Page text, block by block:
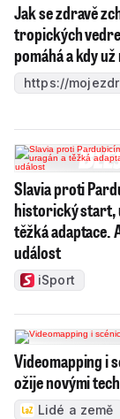
Jak se zdravě
tropických
pomáhá a kdy
https://
Slavia proti
historický start,
těžká adaptace.
událost
iSport
Videomapping i
ožije novými
Lidé a země